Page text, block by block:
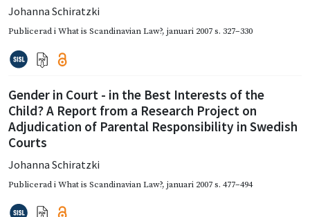
Johanna Schiratzki
Publicerad iWhat is Scandinavian Law?, januari 2007s. 327–330
Gender in Court - in the Best Interests of the
Child? A Report from a Research Project on
Adjudication of Parental Responsibility in Swedish
Courts
Johanna Schiratzki
Publicerad iWhat is Scandinavian Law?, januari 2007s. 477–494